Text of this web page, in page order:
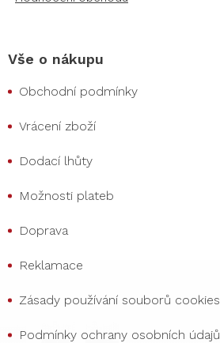
Vše o nákupu
Obchodní podmínky
Vrácení zboží
Dodací lhůty
Možnosti plateb
Doprava
Reklamace
Zásady používání souborů cookies
Podmínky ochrany osobních údajů